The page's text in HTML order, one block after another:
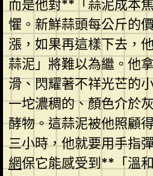
而是他對**「蒜泥成本
懼。新鮮蒜頭每公斤的
漲，如果再這樣下去，
蒜泥」將難以為繼。他
滑、閃耀著不祥光芒的
一坨濃稠的、顏色介於
酵物。這蒜泥被他照顧
三小時，他就要用手指
網保它能感受到**「溫